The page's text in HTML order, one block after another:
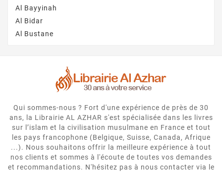
Al Bayyinah
Al Bidar
Al Bustane
Qui sommes-nous ? Fort d'une expérience de près de 30
ans, la Librairie AL AZHAR s'est spécialisée dans les livres
sur l’islam et la civilisation musulmane en France et tout
les pays francophone (Belgique, Suisse, Canada, Afrique
...). Nous souhaitons offrir la meilleure expérience à tout
nos clients et sommes à l'écoute de toutes vos demandes
et recommandations. N'hésitez pas à nous contacter via le